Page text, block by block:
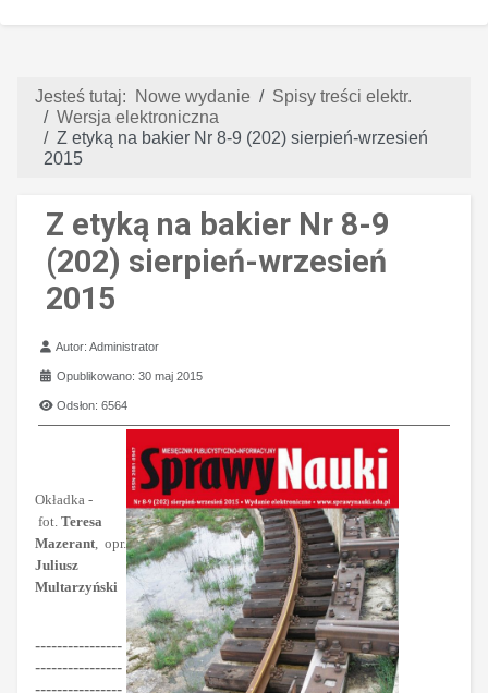
Jesteś tutaj: Nowe wydanie
Spisy treści elektr.
Wersja elektroniczna
Z etyką na bakier Nr 8-9 (202) sierpień-wrzesień
2015
Z etyką na bakier Nr 8-9
(202) sierpień-wrzesień
2015
Szczegóły
Autor:Administrator
Opublikowano: 30 maj 2015
Odsłon: 6564
Okładka -
fot. Teresa
Mazerant, opr.
Juliusz
Multarzyński
----------------
----------------